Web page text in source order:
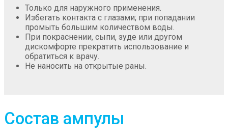
Только для наружного применения.
Избегать контакта с глазами; при попадании
промыть большим количеством воды.
При покраснении, сыпи, зуде или другом
дискомфорте прекратить использование и
обратиться к врачу.
Не наносить на открытые раны.
Состав ампулы